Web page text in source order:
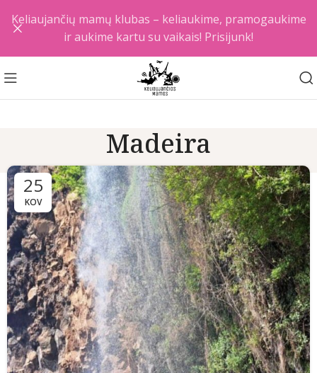
Madeira
25
KOV
Keliaujančių mamų klubas – keliaukime, pramogaukime
ir aukime kartu su vaikais! Prisijunk!